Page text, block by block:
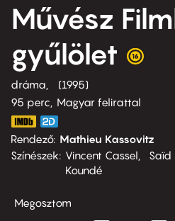
Művész
gyűlölet
dráma
1995
95 perc,
Magyar felirattal
Rendező Mathieu Kassovitz
Színészek
Vincent Cassel Saïd
Koundé
Megosztom